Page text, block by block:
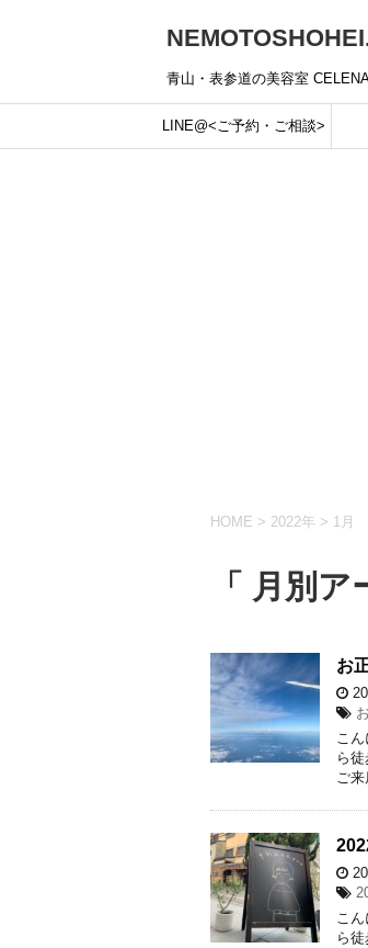
青山・表参道の美容室
LINE@<ご予約・ご相談>
HOME > 2022年 > 1月
「 月別
お
こ
ら
ご
こ
ら